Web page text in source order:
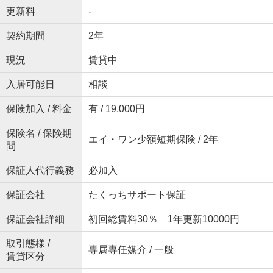
更新料 -
契約期間 2年
現況 賃貸中
入居可能日 相談
保険加入 / 料金 有 / 19,000円
保険名 / 保険期
間
エイ・ワン少額短期保険 / 2年
保証人代行義務 必加入
保証会社 たくっちサポート保証
保証会社詳細 初回総賃料30％ 1年更新10000円
取引態様 /
賃貸区分
専属専任媒介 / 一般